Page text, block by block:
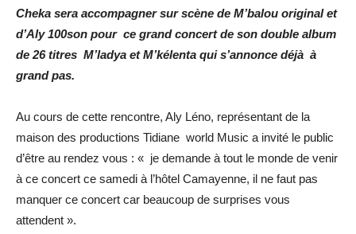
Cheka sera accompagner sur scène de M’balou original et
d’Aly 100son pour ce grand concert de son double album
de 26 titres M’ladya et M’kélenta qui s’annonce déjà à
grand pas.
Au cours de cette rencontre, Aly Léno, représentant de la
maison des productions Tidiane world Music a invité le public
d’être au rendez vous : « je demande à tout le monde de venir
à ce concert ce samedi à l’hôtel Camayenne, il ne faut pas
manquer ce concert car beaucoup de surprises vous
attendent ».